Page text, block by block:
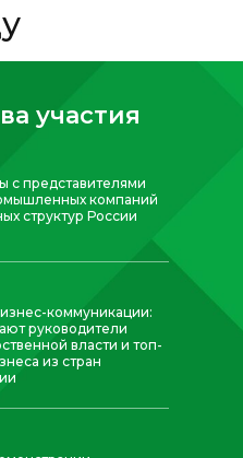
с представителями
компаний
структур России
коммуникации:
руководители
власти и топ-
из стран
участия